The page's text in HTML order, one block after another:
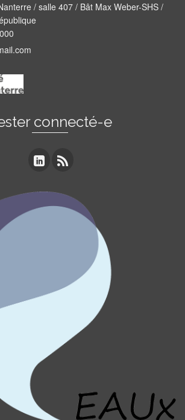
/ salle 407 / Bât Max Weber-SHS /
connecté-e